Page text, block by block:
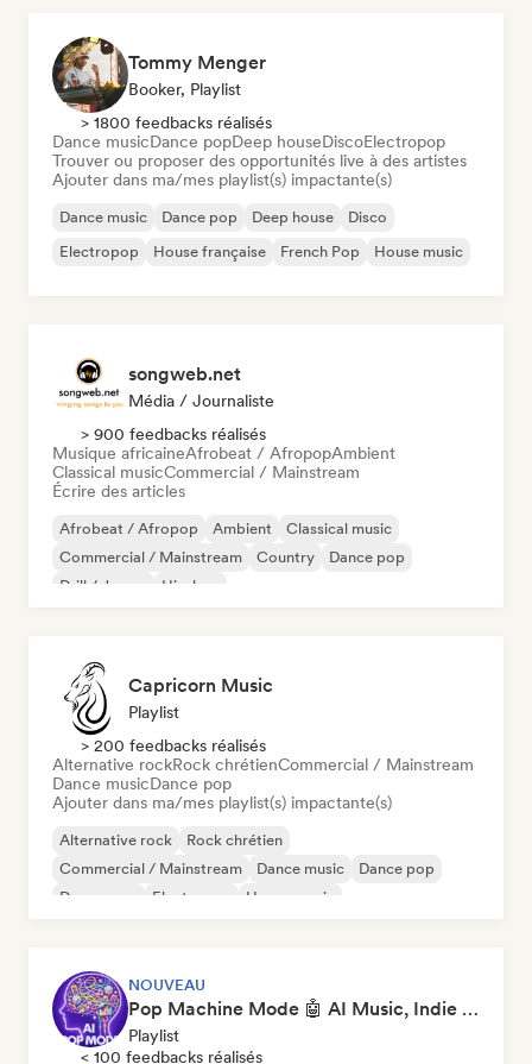
Tommy Menger
Booker, Playlist
> 1800 feedbacks réalisés
Dance musicDance popDeep houseDiscoElectropop
Trouver ou proposer des opportunités live à des artistes
Ajouter dans ma/mes playlist(s) impactante(s)
Dance music Dance pop Deep house
Disco
Electropop
House française French Pop House music
songweb.net
Média / Journaliste
> 900 feedbacks réalisés
Musique africaineAfrobeat / AfropopAmbient
Classical musicCommercial / Mainstream
Écrire des articles
Afrobeat / Afropop Ambient
Classical music
Commercial / Mainstream
Country
Dance pop
Drill / Jersey
Hip-hop
Capricorn Music
Playlist
> 200 feedbacks réalisés
Alternative rockRock chrétienCommercial / Mainstream
Dance musicDance pop
Ajouter dans ma/mes playlist(s) impactante(s)
Alternative rock
Rock chrétien
Commercial / Mainstream
Dance music
Dance pop
Dream pop
Electropop House music
NOUVEAU
Pop Machine Mode 🤖 AI Music, Indie Pop & Dream Pop
Playlist
< 100 feedbacks réalisés